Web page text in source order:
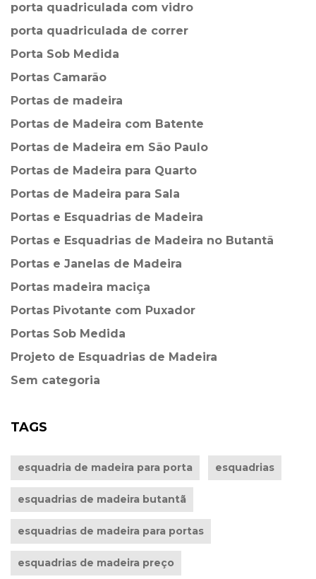
porta quadriculada com vidro
porta quadriculada de correr
Porta Sob Medida
Portas Camarão
Portas de madeira
Portas de Madeira com Batente
Portas de Madeira em São Paulo
Portas de Madeira para Quarto
Portas de Madeira para Sala
Portas e Esquadrias de Madeira
Portas e Esquadrias de Madeira no Butantã
Portas e Janelas de Madeira
Portas madeira maciça
Portas Pivotante com Puxador
Portas Sob Medida
Projeto de Esquadrias de Madeira
Sem categoria
TAGS
esquadria de madeira para porta esquadrias
esquadrias de madeira butantã
esquadrias de madeira para portas
esquadrias de madeira preço